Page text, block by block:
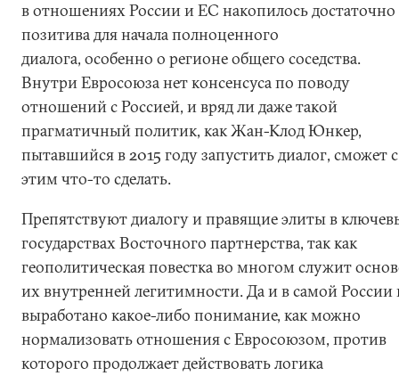
в отношениях России и ЕС накопилось достаточно
позитива для начала полноценного
диалога, особенно о регионе общего соседства.
Внутри Евросоюза нет консенсуса по поводу
отношений с Россией, и вряд ли даже такой
прагматичный политик, как Жан-Клод Юнкер,
пытавшийся в 2015 году запустить диалог, сможет с
этим что-то сделать.
Препятствуют диалогу и правящие элиты в
государствах Восточного партнерства, так как
геополитическая повестка во многом служит
их внутренней легитимности. Да и в самой России
выработано какое-либо понимание, как можно
нормализовать отношения с Евросоюзом, против
которого продолжает действовать логика